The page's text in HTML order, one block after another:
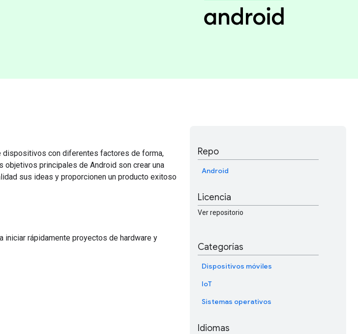
dispositivos con diferentes factores de forma,
principales de Android son crear una
sus ideas y proporcionen un producto exitoso
iniciar rápidamente proyectos de hardware y
Repo
Android
Licencia
Ver repositorio
Categorías
Dispositivos móviles
IoT
Sistemas operativos
Idiomas